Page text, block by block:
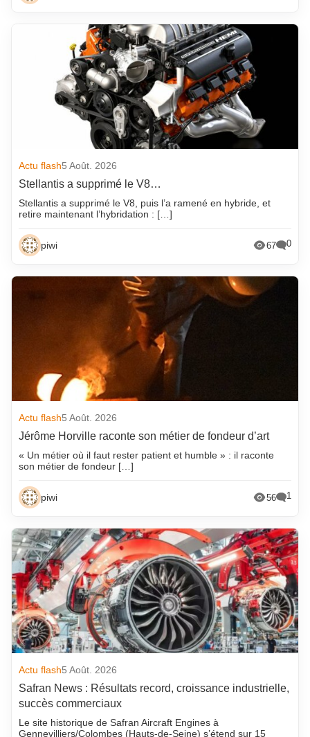
Actu flash5 Août. 2026
Stellantis a supprimé le V8…
Stellantis a supprimé le V8, puis l’a ramené en hybride, et
retire maintenant l’hybridation : […]
piwi 67 0
Actu flash5 Août. 2026
Jérôme Horville raconte son métier de fondeur d’art
« Un métier où il faut rester patient et humble » : il raconte
son métier de fondeur […]
piwi 56 1
Actu flash5 Août. 2026
Safran News : Résultats record, croissance industrielle,
succès commerciaux
Le site historique de Safran Aircraft Engines à
Gennevilliers/Colombes (Hauts-de-Seine) s’étend sur 15